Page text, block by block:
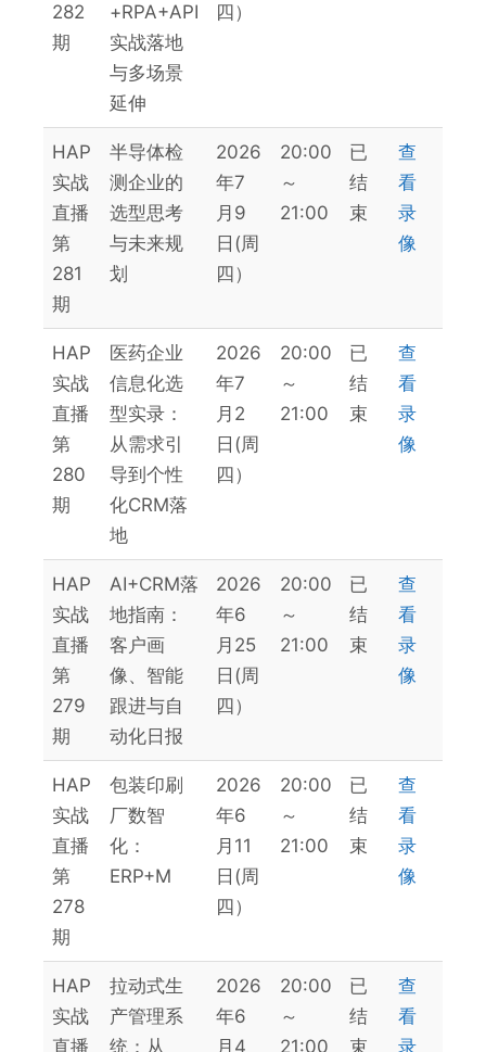
282
期
+RPA+API
实战落地
与多场景
延伸
四）
HAP
实战
直播
第
281
期
半导体检
测企业的
选型思考
与未来规
划
2026
年7
月9
日(周
四）
20:00
～
21:00
已
结
束
查
看
录
像
HAP
实战
直播
第
280
期
医药企业
信息化选
型实录：
从需求引
导到个性
化CRM落
地
2026
年7
月2
日(周
四）
20:00
～
21:00
已
结
束
查
看
录
像
HAP
实战
直播
第
279
期
AI+CRM落
地指南：
客户画
像、智能
跟进与自
动化日报
2026
年6
月25
日(周
四）
20:00
～
21:00
已
结
束
查
看
录
像
HAP
实战
直播
第
278
期
包装印刷
厂数智
化：
ERP+M
2026
年6
月11
日(周
四）
20:00
～
21:00
已
结
束
查
看
录
像
HAP
实战
直播
拉动式生
产管理系
统：从
2026
年6
月4
20:00
～
21:00
已
结
束
查
看
录